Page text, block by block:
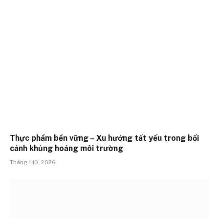
Thực phẩm bền vững – Xu hướng tất yếu trong bối
cảnh khủng hoảng môi trường
Tháng 1 10, 2026